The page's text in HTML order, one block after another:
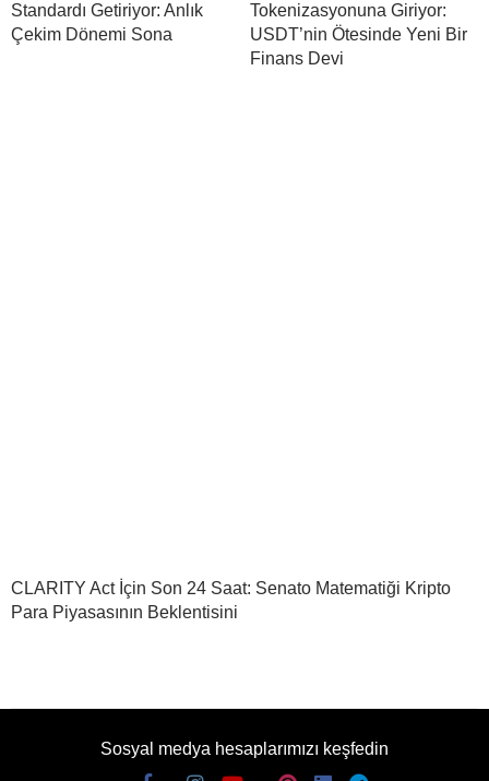
Standardı Getiriyor: Anlık
Çekim Dönemi Sona
Tokenizasyonuna Giriyor:
USDT’nin Ötesinde Yeni Bir
Finans Devi
CLARITY Act İçin Son 24 Saat: Senato Matematiği Kripto
Para Piyasasının Beklentisini
Sosyal medya hesaplarımızı keşfedin